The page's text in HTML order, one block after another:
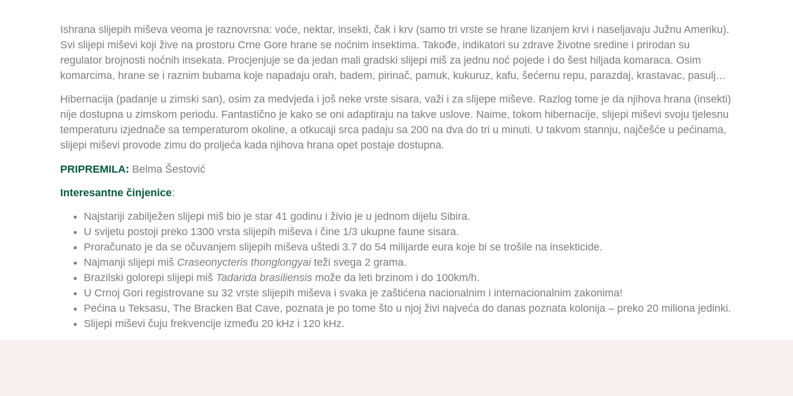
Ishrana slijepih miševa veoma je raznovrsna: voće, nektar, insekti, čak i krv (samo tri vrste se hrane lizanjem krvi i naseljavaju Južnu Ameriku).
Svi slijepi miševi koji žive na prostoru Crne Gore hrane se noćnim insektima. Takođe, indikatori su zdrave životne sredine i prirodan su
regulator brojnosti noćnih insekata. Procjenjuje se da jedan mali gradski slijepi miš za jednu noć pojede i do šest hiljada komaraca. Osim
komarcima, hrane se i raznim bubama koje napadaju orah, badem, pirinač, pamuk, kukuruz, kafu, šećernu repu, parazdaj, krastavac, pasulj…
Hibernacija (padanje u zimski san), osim za medvjeda i još neke vrste sisara, važi i za slijepe miševe. Razlog tome je da njihova hrana (insekti)
nije dostupna u zimskom periodu. Fantastično je kako se oni adaptiraju na takve uslove. Naime, tokom hibernacije, slijepi miševi svoju tjelesnu
temperaturu izjednače sa temperaturom okoline, a otkucaji srca padaju sa 200 na dva do tri u minuti. U takvom stannju, najčešće u pećinama,
slijepi miševi provode zimu do proljeća kada njihova hrana opet postaje dostupna.
PRIPREMILA: Belma Šestović
Interesantne činjenice:
Najstariji zabilježen slijepi miš bio je star 41 godinu i živio je u jednom dijelu Sibira.
U svijetu postoji preko 1300 vrsta slijepih miševa i čine 1/3 ukupne faune sisara.
Proračunato je da se očuvanjem slijepih miševa uštedi 3.7 do 54 milijarde eura koje bi se trošile na insekticide.
Najmanji slijepi miš Craseonycteris thonglongyaiteži svega 2 grama.
Brazilski golorepi slijepi miš Tadarida brasiliensis može da leti brzinom i do 100km/h.
U Crnoj Gori registrovane su 32 vrste slijepih miševa i svaka je zaštićena nacionalnim i internacionalnim zakonima!
Pećina u Teksasu, The Bracken Bat Cave, poznata je po tome što u njoj živi najveća do danas poznata kolonija – preko 20 miliona jedinki.
Slijepi miševi čuju frekvencije između 20 kHz i 120 kHz.